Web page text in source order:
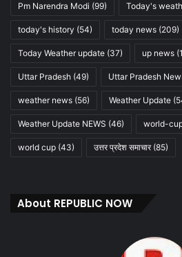
Pm Narendra Modi (99) Today's
today's history (54) today news (209)
Today Weather update (37) up news
Uttar Pradesh (49) Uttar Pradesh
weather news (56) Weather Update
Weather Update NEWS (46) world-
world cup (43) उत्तर प्रदेश समाचार(85)
About REPUBLIC NOW